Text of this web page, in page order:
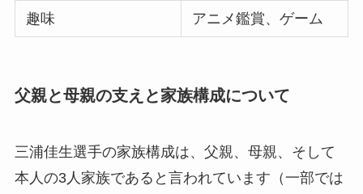
趣味 アニメ鑑賞、ゲーム
父親と母親の支えと家族構成について
三浦佳生選手の家族構成は、父親、母親、そして
本人の3人家族であると言われています（一部では